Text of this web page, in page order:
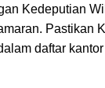
Kedeputian
Pastikan
daftar